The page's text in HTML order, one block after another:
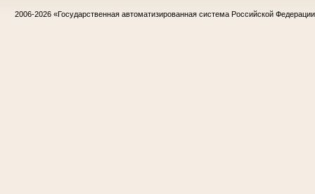
2006-2026 «Государственная автоматизированная система Российской